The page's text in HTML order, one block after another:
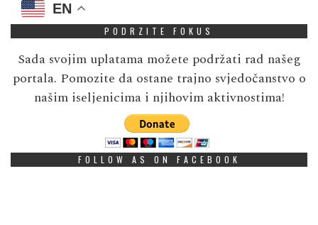
EN
PODRZITE FOKUS
Sada svojim uplatama možete podržati rad našeg
portala. Pomozite da ostane trajno svjedočanstvo o
našim iseljenicima i njihovim aktivnostima!
FOLLOW AS ON FACEBOOK